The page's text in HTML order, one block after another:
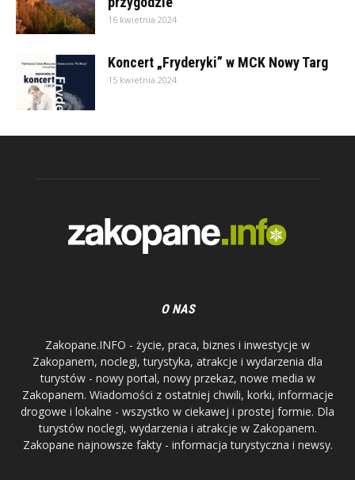
16 kwietnia 2024
Koncert „Fryderyki” w MCK Nowy Targ
15 kwietnia 2024
O NAS
Zakopane.INFO - życie, praca, biznes i inwestycje w
Zakopanem, noclegi, turystyka, atrakcje i wydarzenia dla
turystów - nowy portal, nowy przekaz, nowe media w
Zakopanem. Wiadomości z ostatniej chwili, korki, informacje
drogowe i lokalne - wszystko w ciekawej i prostej formie. Dla
turystów noclegi, wydarzenia i atrakcje w Zakopanem.
Zakopane najnowsze fakty - informacja turystyczna i newsy.